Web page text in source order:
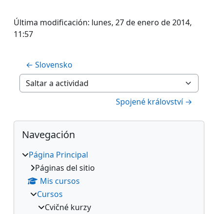
Última modificación: lunes, 27 de enero de 2014,
11:57
← Slovensko
Saltar a actividad
Spojené království →
Bloques
Salta Navegación
Navegación
Página Principal
Páginas del sitio
Mis cursos
Cursos
Cvičné kurzy